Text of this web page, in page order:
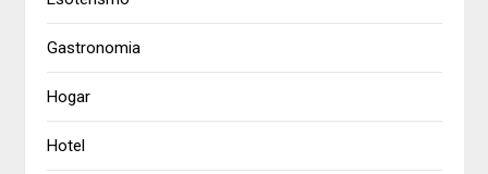
Gastronomia
Hogar
Hotel